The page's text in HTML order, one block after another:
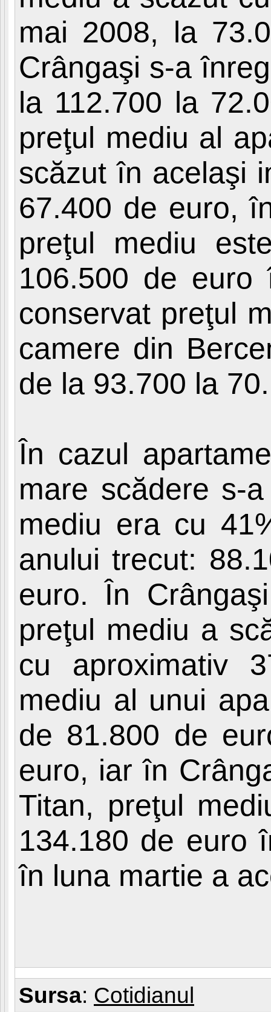
mai 2008, la
Crângaşi s-a
la 112.700 la
preţul mediu al
scăzut în acelaşi
67.400 de euro,
preţul mediu
106.500 de
conservat preţul
camere din
de la 93.700 la
În cazul
mare scădere s-
mediu era cu
anului trecut:
euro. În
preţul mediu a
cu aproximativ
mediu al unui
de 81.800 de
euro, iar în
Titan, preţul
134.180 de euro
în luna martie a
Sursa: Cotidianul